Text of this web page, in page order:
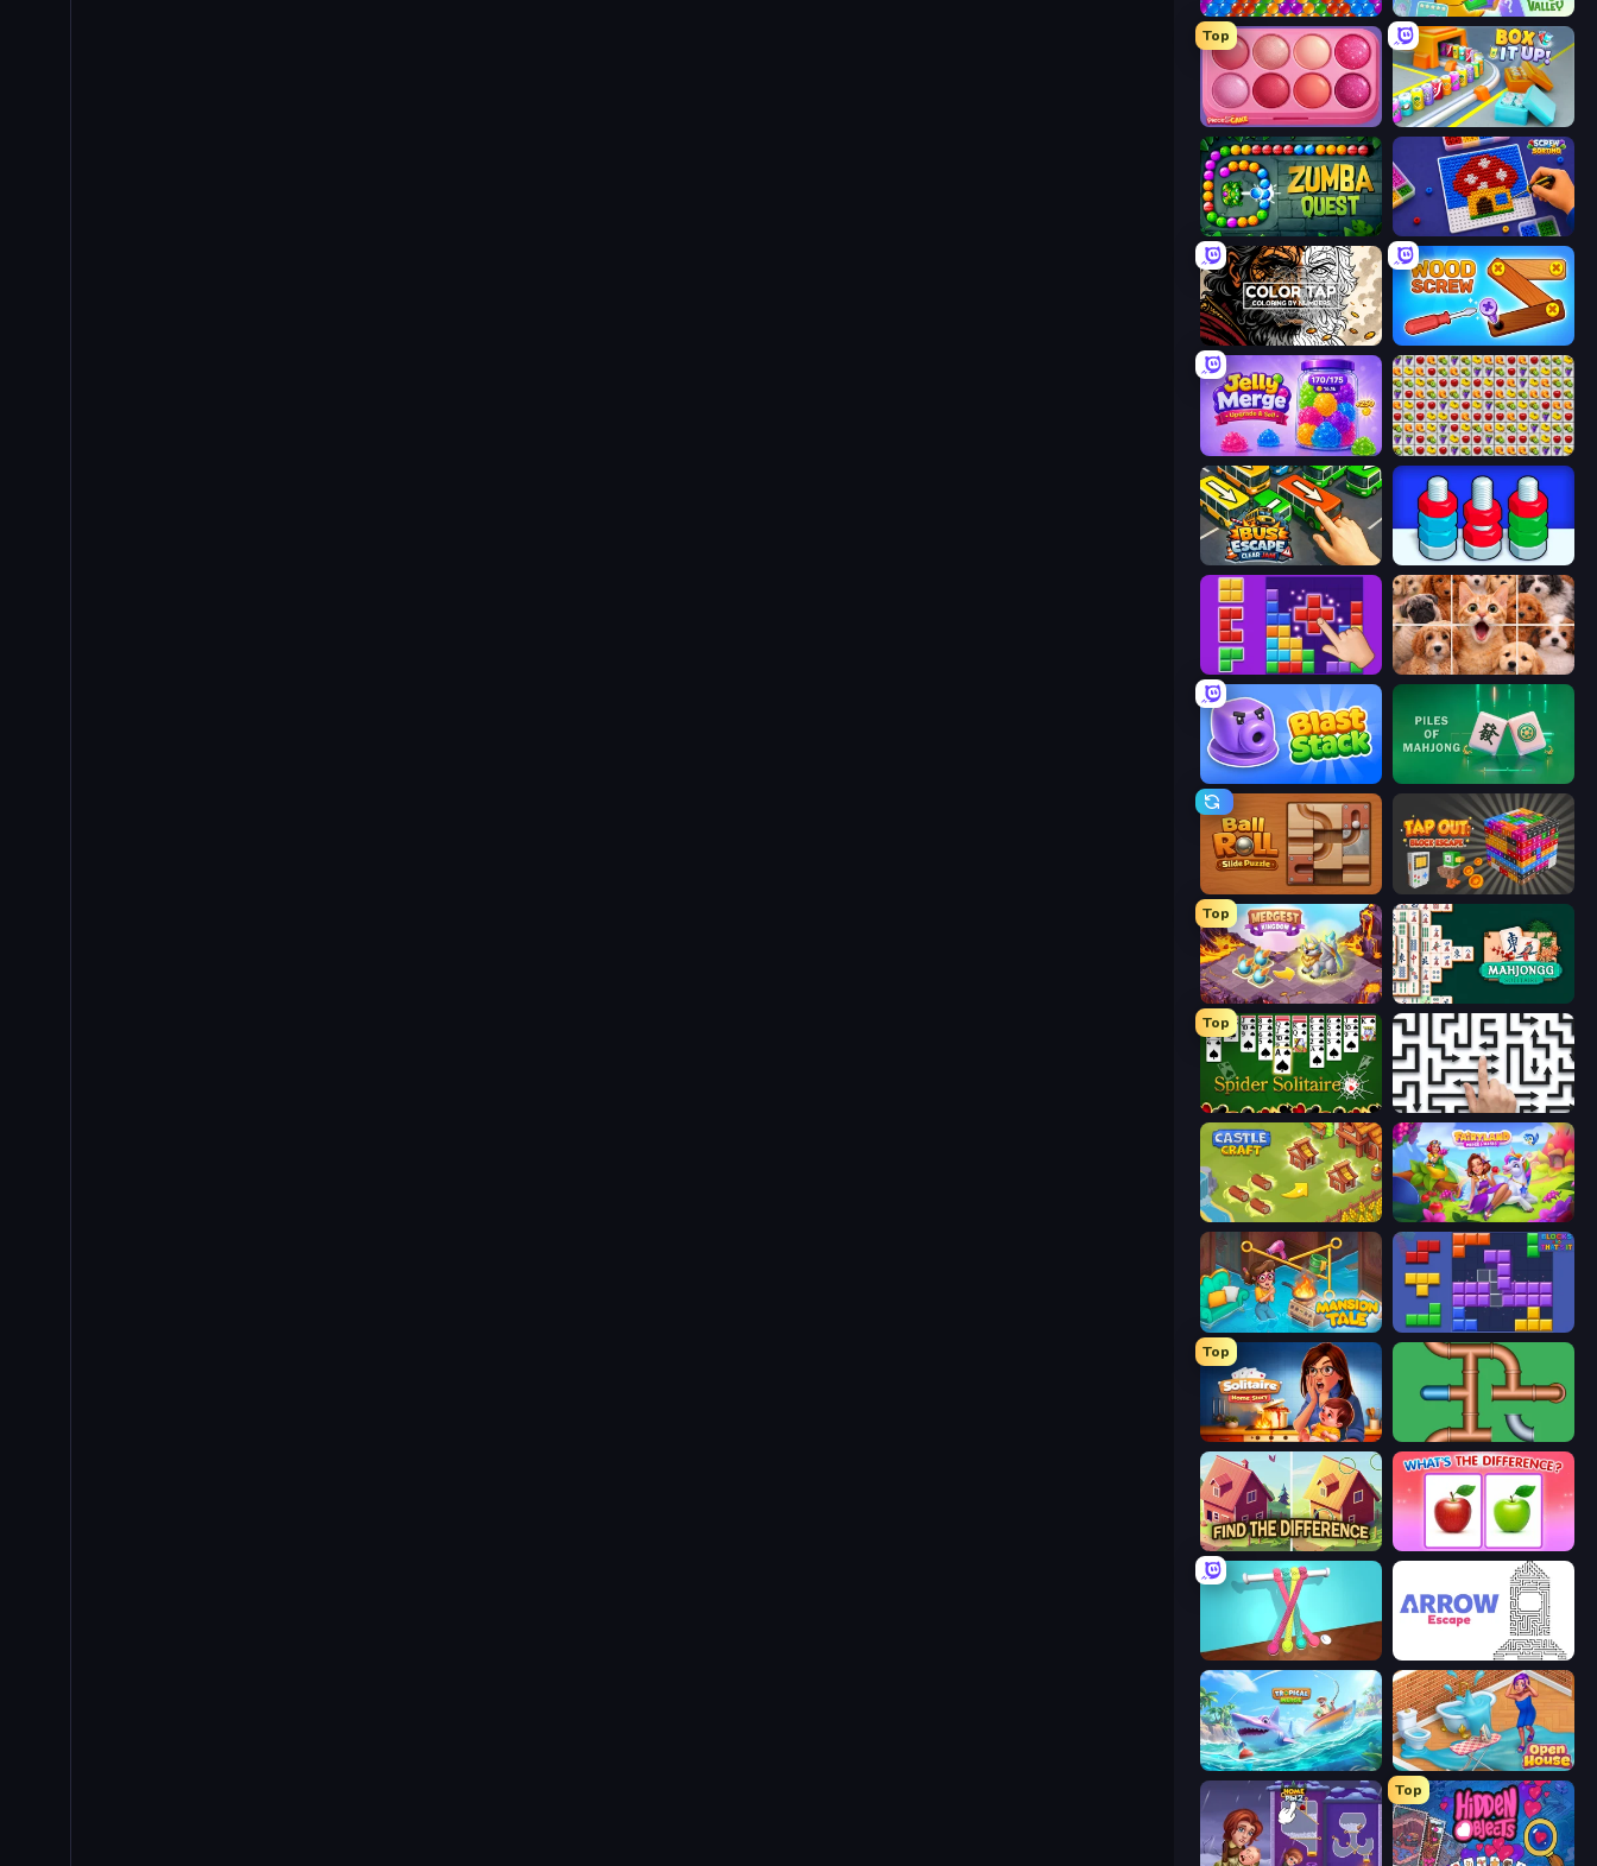
Bubble Blast Farm Merge Valley
Top
Piece of Cake: Merge and Bake Box It Up
Zumba Quest Screw Sorting
Color Tap: Coloring by Numbers Wood Screw: Bolts Puzzle
Jelly Merge: Upgrade & Sell Same Game Fruit Collapse
Bus Escape: Clear Jam Tuercas y Tornillos
BlockBuster Puzzle Jigpic Solitaire
Blast Stack Piles of Mahjong
Tap Out: Block Escape
Top
Mergest Kingdom Solitario Chino
Top
Spider Solitaire Arrow Escape: Puzzle
Castle Craft Fairyland Merge & Magic
Mansion Tale: Merge Secrets Blocks and that’s it
Top
Solitaire Home Story Plumber Pipe Out
Find The Difference What's The Difference?
Tangle Master Arrow Escape
Tropical Merge Open House
Top